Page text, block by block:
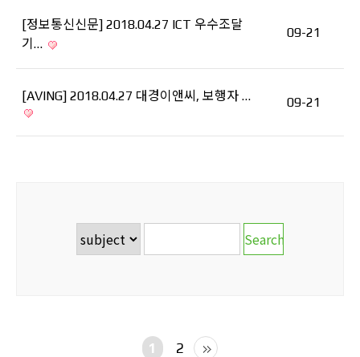
[정보통신신문] 2018.04.27 ICT 우수조달
기…
09-21
[AVING] 2018.04.27 대경이앤씨, 보행자 … 09-21
1 2